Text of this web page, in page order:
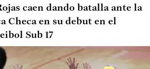
caen dando batalla ante la
Checa en su debut en el
Sub 17